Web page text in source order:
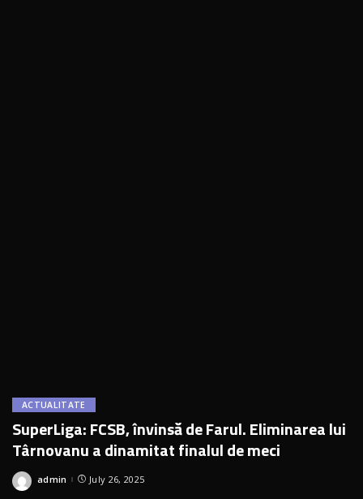
ACTUALITATE
SuperLiga: FCSB, învinsă de Farul. Eliminarea lui
Târnovanu a dinamitat finalul de meci
Posted
admin July 26, 2025